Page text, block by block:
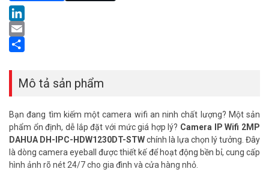
LinkedIn
Email
Mô tả sản phẩm
Bạn đang tìm kiếm một camera wifi an ninh chất lượng? Một sản
phẩm ổn định, dễ lắp đặt với mức giá hợp lý? Camera IP Wifi 2MP
DAHUA DH-IPC-HDW1230DT-STWchính là lựa chọn lý tưởng. Đây
là dòng camera eyeball được thiết kế để hoạt động bền bỉ, cung cấp
hình ảnh rõ nét 24/7 cho gia đình và cửa hàng nhỏ.